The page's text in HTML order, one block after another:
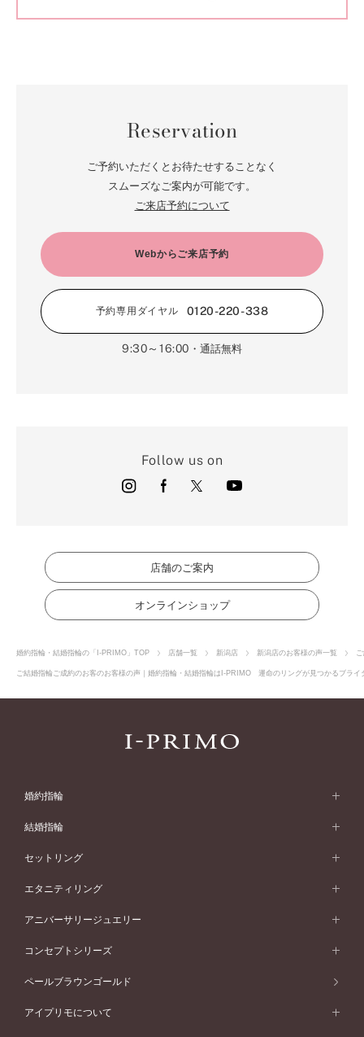
Reservation
ご予約いただくとお待たせすることなく
スムーズなご案内が可能です。
ご来店予約について
Webからご来店予約
予約専用ダイヤル 0120-220-338
9:30～16:00 ・通話無料
Follow us on
店舗のご案内
オンラインショップ
婚約指輪・結婚指輪の「I-PRIMO」TOP 店舗一覧 新潟店 新潟店のお客様の声一覧
ご結婚指輪ご成約のお客のお客様の声｜婚約指輪・結婚指輪はI-PRIMO 運命のリングが見つかるブラ
婚約指輪
婚約指輪 (エンゲージリング)
婚約指輪一覧
ピンクゴールド
ペールブラウンゴールド
ウェーブライン
V字ライン
ワンサイドメレ
ダブルサイドメレ
シンプル
フェミニン
50万円台～
結婚指輪
結婚指輪 (マリッジリング)
結婚指輪一覧
ピンクゴールド
ペールブラウンゴールド
ウェーブライン
V字ライン
ワンメレ
シンプル
セットリング
セットリング
セットリング一覧
ピンクゴールド
エタニティリング
エタニティリング
エタニティリング一覧
アニバーサリージュエリー
アニバーサリージュエリー
アニバーサリージュエリー一覧
コンセプトシリーズ
コンセプトシリーズ
オリジンビリーフ
ペールブラウンゴールド
アイプリモについて